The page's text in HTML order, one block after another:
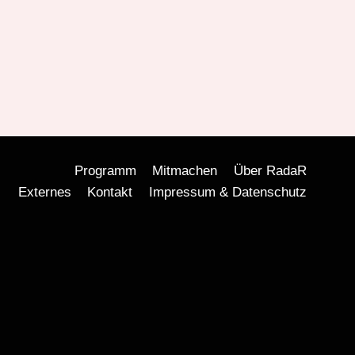
Programm Mitmachen
Über RadaR
Externes
Kontakt Impressum & Datenschutz